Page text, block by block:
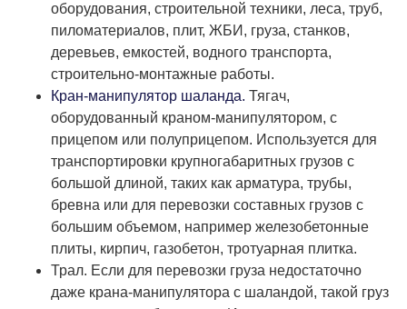
оборудования, строительной техники, леса, труб,
пиломатериалов, плит, ЖБИ, груза, станков,
деревьев, емкостей, водного транспорта,
строительно-монтажные работы.
Кран-манипулятор шаланда. Тягач,
оборудованный краном-манипулятором, с
прицепом или полуприцепом. Используется для
транспортировки крупногабаритных грузов с
большой длиной, таких как арматура, трубы,
бревна или для перевозки составных грузов с
большим объемом, например железобетонные
плиты, кирпич, газобетон, тротуарная плитка.
Трал. Если для перевозки груза недостаточно
даже крана-манипулятора с шаландой, такой груз